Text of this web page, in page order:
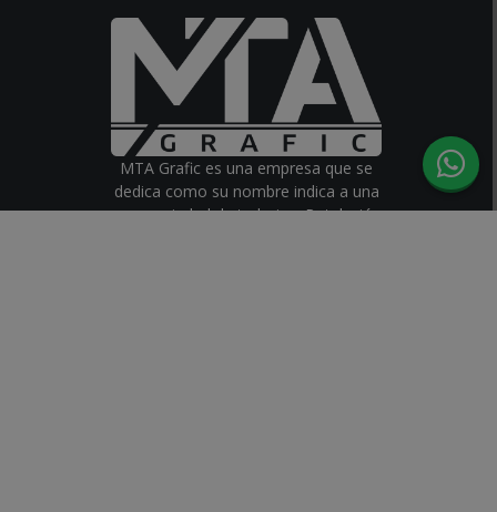
MTA Grafic es una empresa que se
dedica como su nombre indica a una
gran variedad de trabajos. Rotulación